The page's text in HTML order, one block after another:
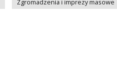
Zgromadzenia i imprezy masowe